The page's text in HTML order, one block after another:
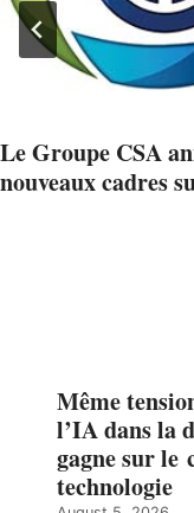
Le Groupe CSA
nouveaux cadres
Même
l’IA dans la
gagne sur le
technologie